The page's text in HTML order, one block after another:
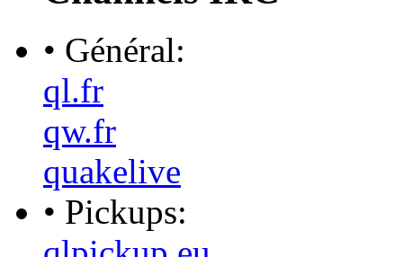
• Général:
ql.fr
qw.fr
quakelive
• Pickups: